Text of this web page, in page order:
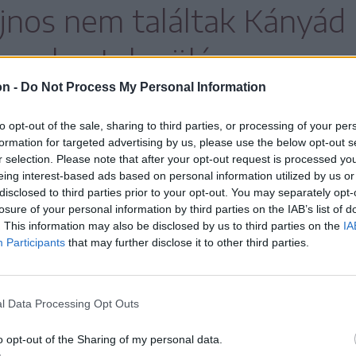
- Do Not Process My Personal Information
opt-out of the sale, sharing to third parties, or processing of your
for targeted advertising by us, please use the below opt-out
selection. Please note that after your opt-out request is processed
interest-based ads based on personal information utilized by us
to third parties prior to your opt-out. You may separately
of your personal information by third parties on the IAB’s list of
This information may also be disclosed by us to third parties on the
Participants that may further disclose it to other third parties.
Data Processing Opt Outs
opt-out of the Sharing of my personal data.
nem találtak Kányád
a település
bejáratánál.
benőtte a gaz, hiszen eredeti
Magyarországon élt, így kevésbé volt
sikerült megegyeznie az
a területet.